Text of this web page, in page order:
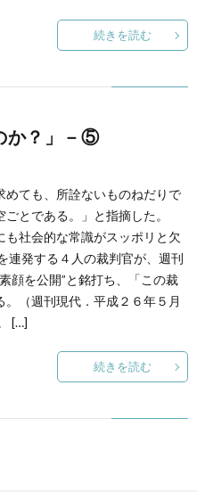
続きを読む
か？」－⑤
ても、所詮ないものねだりで
ごとである。」と指摘した。
社会的な常識がスッポリと欠
発する４人の裁判官が、週刊
顔を公開”と銘打ち、「この裁
（週刊現代．平成２６年５月
[…]
続きを読む